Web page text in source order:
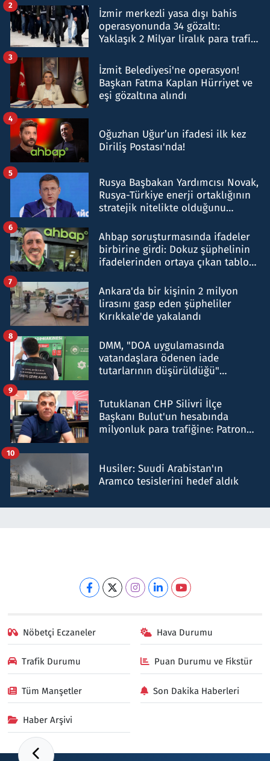
İzmir merkezli yasa dışı bahis
operasyonunda 34 gözaltı:
Yaklaşık 2 Milyar liralık para trafiği
2
İzmit Belediyesi'ne operasyon!
Başkan Fatma Kaplan Hürriyet ve
eşi gözaltına alındı
3
Oğuzhan Uğur’un ifadesi ilk kez
Diriliş Postası'nda!
4
Rusya Başbakan Yardımcısı Novak,
Rusya-Türkiye enerji ortaklığının
stratejik nitelikte olduğunu
5
Ahbap soruşturmasında ifadeler
birbirine girdi: Dokuz şüphelinin
ifadelerinden ortaya çıkan tablo
6
Ankara'da bir kişinin 2 milyon
lirasını gasp eden şüpheliler
Kırıkkale'de yakalandı
7
DMM, "DOA uygulamasında
vatandaşlara ödenen iade
tutarlarının düşürüldüğü"
8
Tutuklanan CHP Silivri İlçe
Başkanı Bulut'un hesabında
milyonluk para trafiğine: Patron
9
Husiler: Suudi Arabistan'ın
Aramco tesislerini hedef aldık
10
Nöbetçi Eczaneler Hava Durumu
Trafik Durumu Puan Durumu ve Fikstür
Tüm Manşetler Son Dakika Haberleri
Haber Arşivi